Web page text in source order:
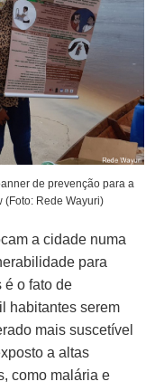
de prevenção para a
(Foto: Rede Wayuri)
a cidade numa
para
é o fato de
habitantes serem
mais suscetível
a altas
como malária e